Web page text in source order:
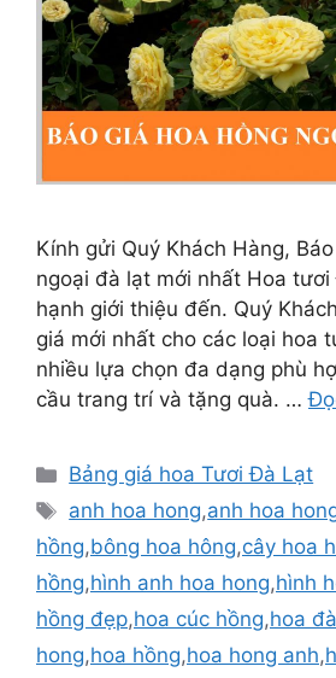
Kính gửi Quý Khách Hàng,
ngoại đà lạt mới nhất Hoa
hạnh giới thiệu đến. Quý
giá mới nhất cho các loại hoa
nhiều lựa chọn đa dạng phù
cầu trang trí và tặng quà. …
Danh
mục
Bảng giá hoa Tươi Đà Lạt
Thẻ
anh hoa hong,anh hoa
hồng,bông hoa hông,cây hoa
hồng,hình anh hoa hong,hình
hồng đẹp,hoa cúc hồng,hoa
hong,hoa hồng,hoa hong anh,